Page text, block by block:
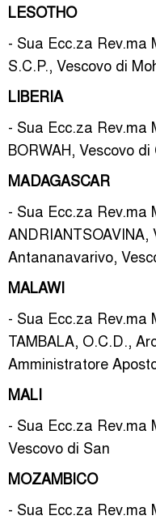
LESOTHO
- Sua Ecc.za Rev.ma
S.C.P., Vescovo di
LIBERIA
- Sua Ecc.za Rev.ma
BORWAH, Vescovo
MADAGASCAR
- Sua Ecc.za Rev.ma
Antananavarivo,
MALAWI
- Sua Ecc.za Rev.ma
TAMBALA, O.C.D.,
Amministratore
MALI
- Sua Ecc.za Rev.ma
Vescovo di San
MOZAMBICO
- Sua Ecc.za Rev.ma